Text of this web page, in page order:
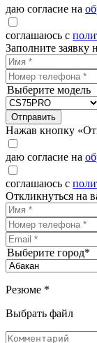
даю согласие на
соглашаюсь с
Заполните заявку
Выберите модель
Отправить
Нажав кнопку
даю согласие на
соглашаюсь с
Откликнуться на
Выберите город*
Резюме *
Выбрать файл